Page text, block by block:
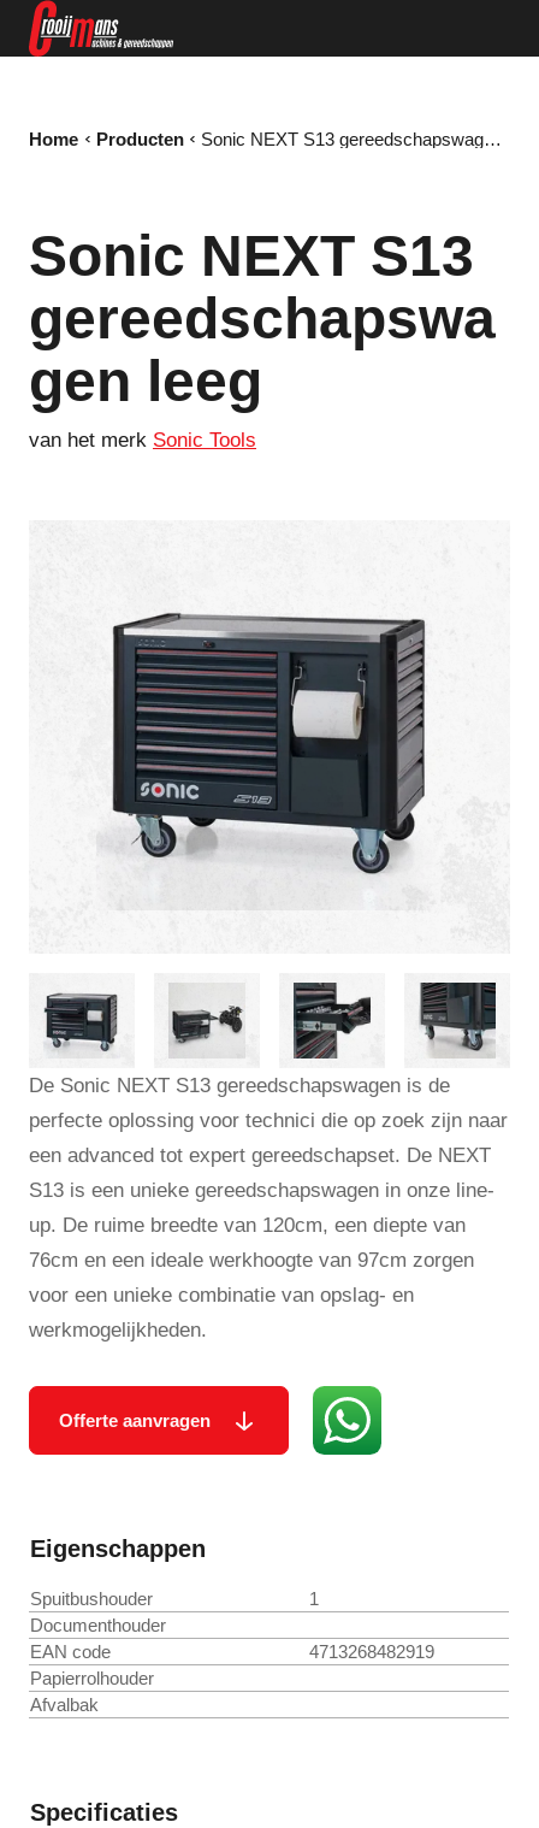
Home Producten Sonic NEXT S13 gereedschapswagen leeg
Sonic NEXT S13
gereedschapswa
gen leeg
van het merk Sonic Tools
De Sonic NEXT S13 gereedschapswagen is de
perfecte oplossing voor technici die op zoek zijn naar
een advanced tot expert gereedschapset. De NEXT
S13 is een unieke gereedschapswagen in onze line-
up. De ruime breedte van 120cm, een diepte van
76cm en een ideale werkhoogte van 97cm zorgen
voor een unieke combinatie van opslag- en
werkmogelijkheden.
Offerte aanvragen
Eigenschappen
Spuitbushouder
1
Documenthouder
EAN code
4713268482919
Papierrolhouder
Afvalbak
Specificaties